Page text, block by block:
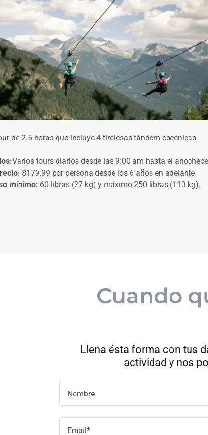
de 2.5 horas que incluye 4 tirolesas tándem escénicas
Varios tours diarios desde las 9:00 am hasta el
$179.99 por persona desde los 6 años en adelante
mínimo: 60 libras (27 kg) y máximo 250 libras (113 kg).
Cuando
Llena ésta forma con tus
actividad y nos
Nombre
Email*